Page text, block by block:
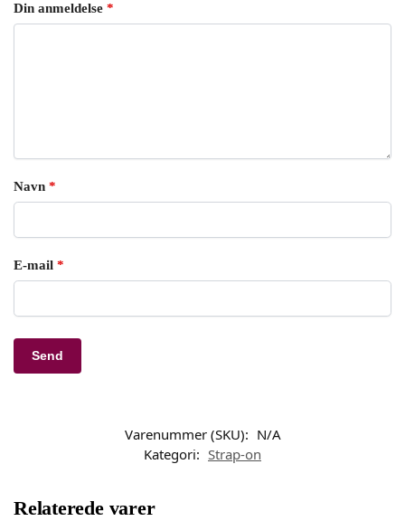
Din anmeldelse *
Navn *
E-mail *
Varenummer (SKU): N/A
Kategori: Strap-on
Relaterede varer